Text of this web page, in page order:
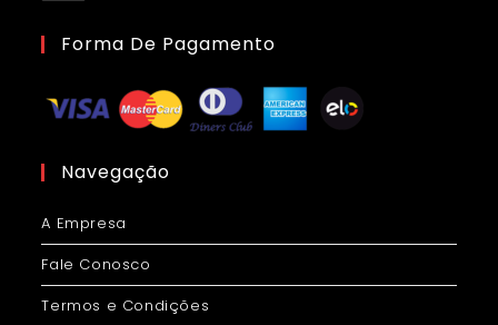
Forma De Pagamento
Navegação
A Empresa
Fale Conosco
Termos e Condições